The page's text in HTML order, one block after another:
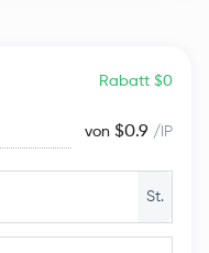
Rabatt $0
von $0.9 /IP
St.